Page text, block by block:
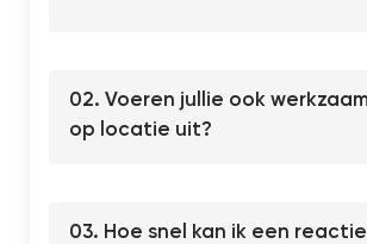
02. Voeren jullie ook
op locatie uit?
03. Hoe snel kan ik een reactie